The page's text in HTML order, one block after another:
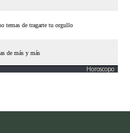
Horoscopo